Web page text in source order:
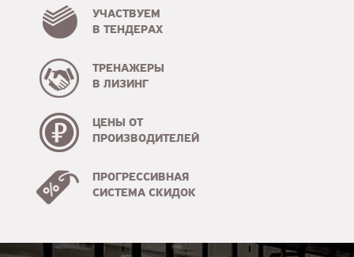
УЧАСТВУЕМ
В ТЕНДЕРАХ
ТРЕНАЖЕРЫ
В ЛИЗИНГ
ЦЕНЫ ОТ
ПРОИЗВОДИТЕЛЕЙ
ПРОГРЕССИВНАЯ
СИСТЕМА СКИДОК